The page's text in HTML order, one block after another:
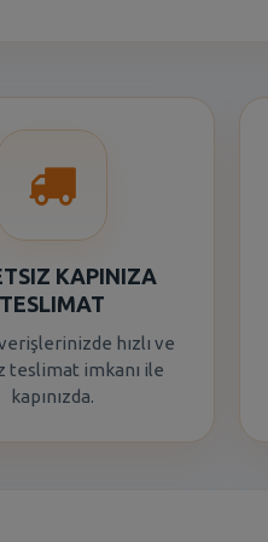
KAPINIZA
TESLIMAT
hızlı ve
teslimat imkanı ile
kapınızda.